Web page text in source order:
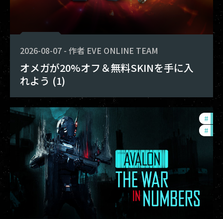
2026-08-07 - 作者 EVE ONLINE TEAM
オメガが20%オフ＆無料SKINを手に入
れよう (1)
#
#